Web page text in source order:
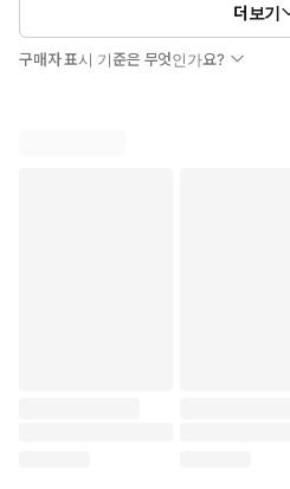
더보기
구매자 표시 기준은 무엇인가요?